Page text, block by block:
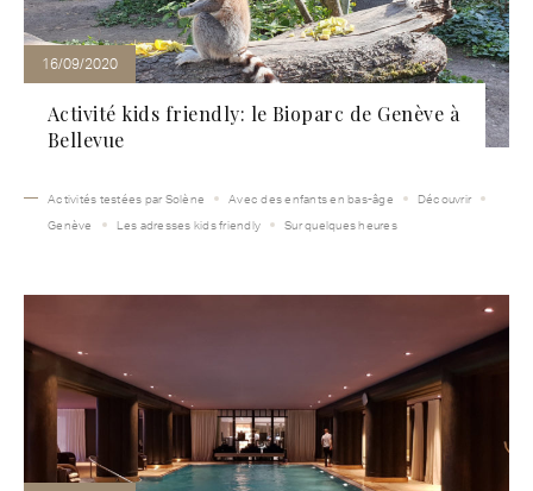
16/09/2020
Activité kids friendly: le Bioparc de Genève à
Bellevue
Activités testées par Solène Avec des enfants en bas-âge
Découvrir
Genève
Les adresses kids friendly Sur quelques heures